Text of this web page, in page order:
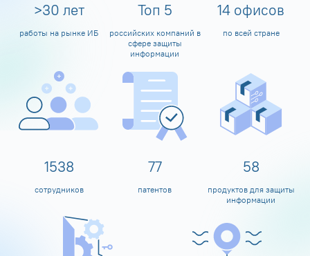
>30 лет
работы на рынке ИБ
Топ 5
российских компаний в
сфере защиты
информации
14 офисов
по всей стране
1600
сотрудников
80
патентов
60
продуктов для защиты
информации